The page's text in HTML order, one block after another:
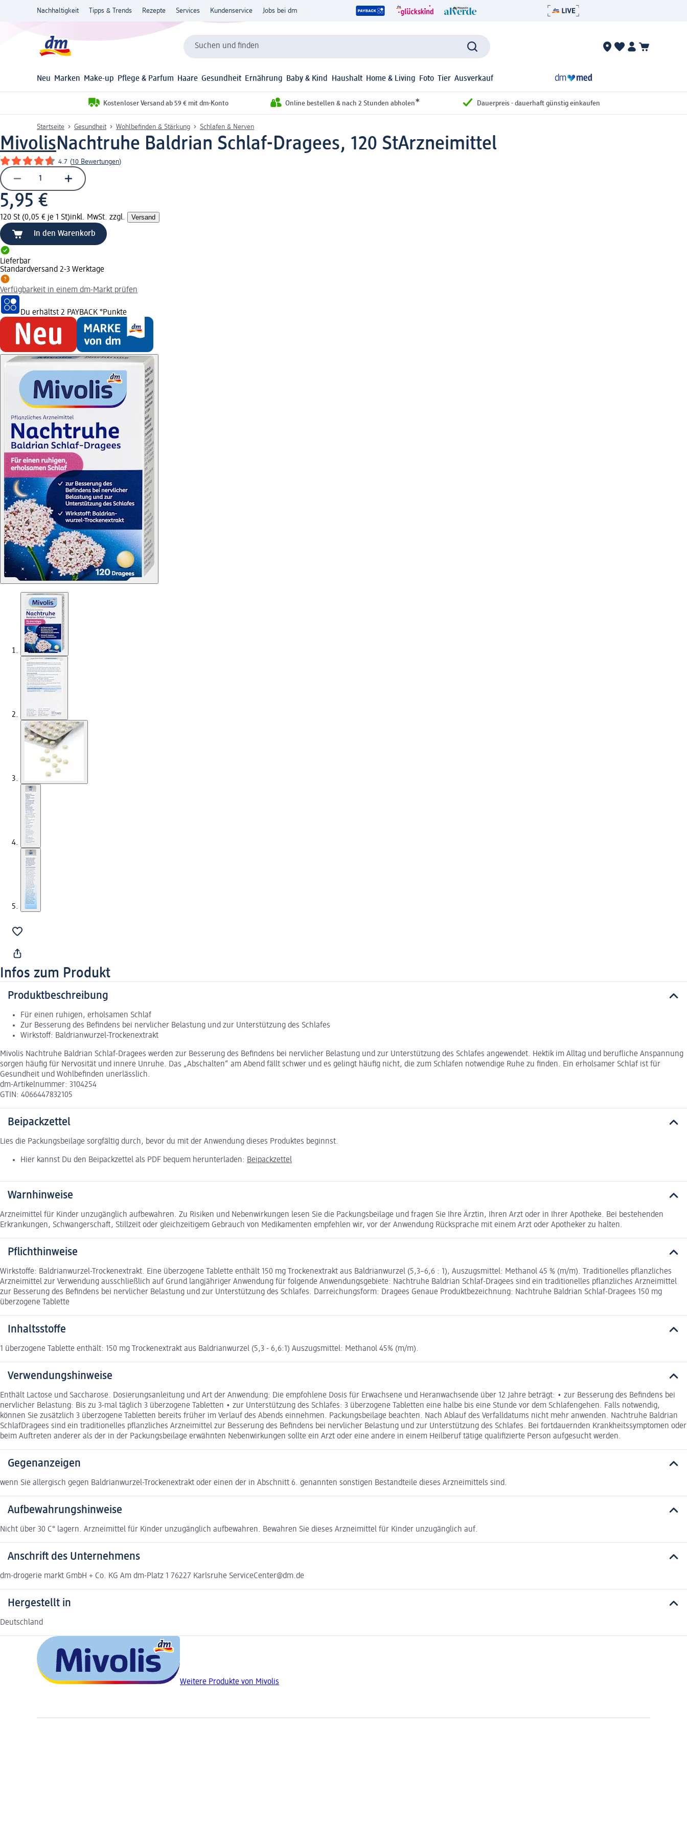
Nachhaltigkeit Tipps & Trends Rezepte Services Kundenservice Jobs bei dm
Suchen und finden
Neu Marken Make-up Pflege & Parfum Haare Gesundheit Ernährung Baby & Kind Haushalt Home & Living Foto Tier Ausverkauf
Kostenloser Versand ab 59 € mit dm-Konto Online bestellen & nach 2 Stunden abholen* Dauerpreis - dauerhaft günstig einkaufen
Startseite Gesundheit Wohlbefinden & Stärkung Schlafen & Nerven
MivolisNachtruhe Baldrian Schlaf-Dragees, 120 StArzneimittel
4.7 (10 Bewertungen)
5,95 €
120 St (0,05 € je 1 St)inkl. MwSt. zzgl. Versand
In den Warenkorb
Lieferbar
Standardversand 2-3 Werktage
Verfügbarkeit in einem dm-Markt prüfen
Du erhältst 2 PAYBACK °Punkte
Infos zum Produkt
Produktbeschreibung
Für einen ruhigen, erholsamen Schlaf
Zur Besserung des Befindens bei nervlicher Belastung und zur Unterstützung des Schlafes
Wirkstoff: Baldrianwurzel-Trockenextrakt
Mivolis Nachtruhe Baldrian Schlaf-Dragees werden zur Besserung des Befindens bei nervlicher Belastung und zur Unterstützung des Schlafes angewendet. Hektik im Alltag und berufliche Anspannung
sorgen häufig für Nervosität und innere Unruhe. Das „Abschalten“ am Abend fällt schwer und es gelingt häufig nicht, die zum Schlafen notwendige Ruhe zu finden. Ein erholsamer Schlaf ist für
Gesundheit und Wohlbefinden unerlässlich.
dm-Artikelnummer: 3104254
GTIN: 4066447832105
Beipackzettel
Lies die Packungsbeilage sorgfältig durch, bevor du mit der Anwendung dieses Produktes beginnst.
Hier kannst Du den Beipackzettel als PDF bequem herunterladen: Beipackzettel
Warnhinweise
Arzneimittel für Kinder unzugänglich aufbewahren. Zu Risiken und Nebenwirkungen lesen Sie die Packungsbeilage und fragen Sie Ihre Ärztin, Ihren Arzt oder in Ihrer Apotheke. Bei bestehenden
Erkrankungen, Schwangerschaft, Stillzeit oder gleichzeitigem Gebrauch von Medikamenten empfehlen wir, vor der Anwendung Rücksprache mit einem Arzt oder Apotheker zu halten.
Pflichthinweise
Wirkstoffe: Baldrianwurzel-Trockenextrakt. Eine überzogene Tablette enthält 150 mg Trockenextrakt aus Baldrianwurzel (5,3–6,6 : 1), Auszugsmittel: Methanol 45 % (m/m). Traditionelles pflanzliches
Arzneimittel zur Verwendung ausschließlich auf Grund langjähriger Anwendung für folgende Anwendungsgebiete: Nachtruhe Baldrian Schlaf-Dragees sind ein traditionelles pflanzliches Arzneimittel
zur Besserung des Befindens bei nervlicher Belastung und zur Unterstützung des Schlafes. Darreichungsform: Dragees Genaue Produktbezeichnung: Nachtruhe Baldrian Schlaf-Dragees 150 mg
überzogene Tablette
Inhaltsstoffe
1 überzogene Tablette enthält: 150 mg Trockenextrakt aus Baldrianwurzel (5,3 - 6,6:1) Auszugsmittel: Methanol 45% (m/m).
Verwendungshinweise
Enthält Lactose und Saccharose. Dosierungsanleitung und Art der Anwendung: Die empfohlene Dosis für Erwachsene und Heranwachsende über 12 Jahre beträgt: • zur Besserung des Befindens bei
nervlicher Belastung: Bis zu 3-mal täglich 3 überzogene Tabletten • zur Unterstützung des Schlafes: 3 überzogene Tabletten eine halbe bis eine Stunde vor dem Schlafengehen. Falls notwendig,
können Sie zusätzlich 3 überzogene Tabletten bereits früher im Verlauf des Abends einnehmen. Packungsbeilage beachten. Nach Ablauf des Verfalldatums nicht mehr anwenden. Nachtruhe Baldrian
SchlafDragees sind ein traditionelles pflanzliches Arzneimittel zur Besserung des Befindens bei nervlicher Belastung und zur Unterstützung des Schlafes. Bei fortdauernden Krankheitssymptomen oder
beim Auftreten anderer als der in der Packungsbeilage erwähnten Nebenwirkungen sollte ein Arzt oder eine andere in einem Heilberuf tätige qualifizierte Person aufgesucht werden.
Gegenanzeigen
wenn Sie allergisch gegen Baldrianwurzel-Trockenextrakt oder einen der in Abschnitt 6. genannten sonstigen Bestandteile dieses Arzneimittels sind.
Aufbewahrungshinweise
Nicht über 30 C° lagern. Arzneimittel für Kinder unzugänglich aufbewahren. Bewahren Sie dieses Arzneimittel für Kinder unzugänglich auf.
Anschrift des Unternehmens
dm-drogerie markt GmbH + Co. KG Am dm-Platz 1 76227 Karlsruhe ServiceCenter@dm.de
Hergestellt in
Deutschland
Weitere Produkte von Mivolis